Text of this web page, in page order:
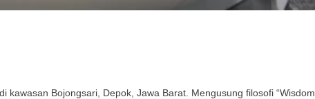
Bojongsari, Depok, Jawa Barat. Mengusung filosofi “Wisdom